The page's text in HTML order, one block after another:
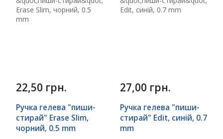
22,50 грн.
Ручка гелева "пиши-
стирай" Erase Slim,
чорний, 0.5 mm
27,00 грн.
Ручка гелева "пиши-
стирай" Edit, синій, 0.7
mm